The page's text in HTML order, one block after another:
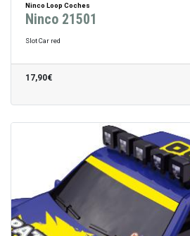
Ninco Loop Coches
Ninco 21501
Slot Car red
17,90€